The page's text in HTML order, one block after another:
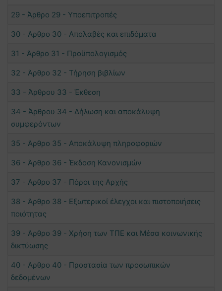
29 - Άρθρο 29 - Υποεπιτροπές
30 - Άρθρο 30 - Απολαβές και επιδόματα
31 - Άρθρο 31 - Προϋπολογισμός
32 - Άρθρο 32 - Τήρηση βιβλίων
33 - Άρθρου 33 - Έκθεση
34 - Άρθρου 34 - Δήλωση και αποκάλυψη
συμφερόντων
35 - Άρθρο 35 - Αποκάλυψη πληροφοριών
36 - Άρθρο 36 - Έκδοση Κανονισμών
37 - Άρθρο 37 - Πόροι της Αρχής
38 - Άρθρο 38 - Εξωτερικοί έλεγχοι και πιστοποιήσεις
ποιότητας
39 - Άρθρο 39 - Χρήση των ΤΠΕ και Μέσα κοινωνικής
δικτύωσης
40 - Άρθρο 40 - Προστασία των προσωπικών
δεδομένων